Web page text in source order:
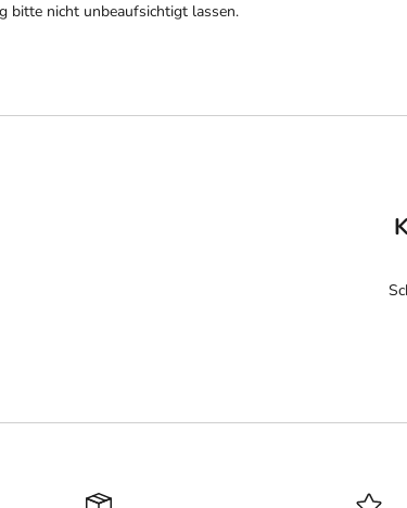
bitte nicht unbeaufsichtigt lassen.